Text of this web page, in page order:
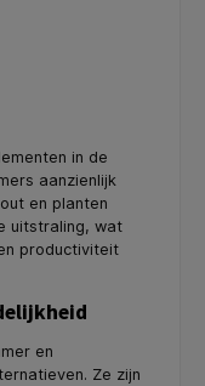
in de
aanzienlijk
en planten
uitstraling, wat
productiviteit
en
Ze zijn